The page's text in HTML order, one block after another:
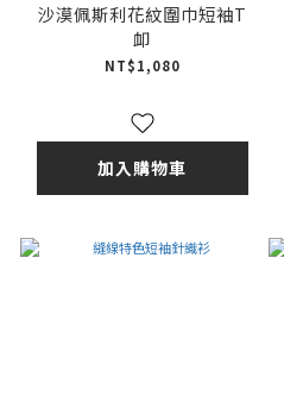
沙漠佩斯利花紋圍巾短袖T
卹
NT$1,080
加入購物車